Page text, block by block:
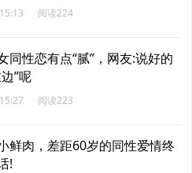
阅读224
同性恋有点“腻”，网友:说好的
”呢
阅读223
鲜肉，差距60岁的同性爱情终
!